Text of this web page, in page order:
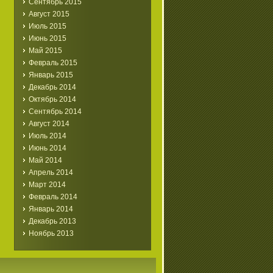
Сентябрь 2015
Август 2015
Июль 2015
Июнь 2015
Май 2015
Февраль 2015
Январь 2015
Декабрь 2014
Октябрь 2014
Сентябрь 2014
Август 2014
Июль 2014
Июнь 2014
Май 2014
Апрель 2014
Март 2014
Февраль 2014
Январь 2014
Декабрь 2013
Ноябрь 2013